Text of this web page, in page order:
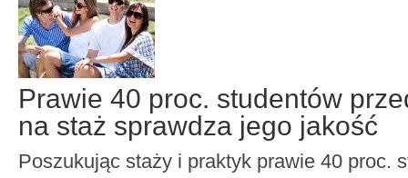
Prawie 40 proc. studentów
na staż sprawdza jego jakość
Poszukując staży i praktyk prawie 40 proc.